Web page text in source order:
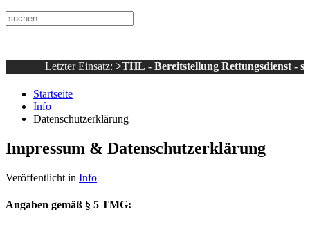
Letzter Einsatz:>THL - Bereitstellung Rettungsdienst - sonstiges
Startseite
Info
Datenschutzerklärung
Impressum & Datenschutzerklärung
Veröffentlicht in Info
Angaben gemäß § 5 TMG: